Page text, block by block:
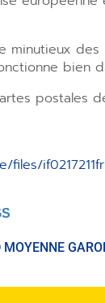
minutieux
bien
postales